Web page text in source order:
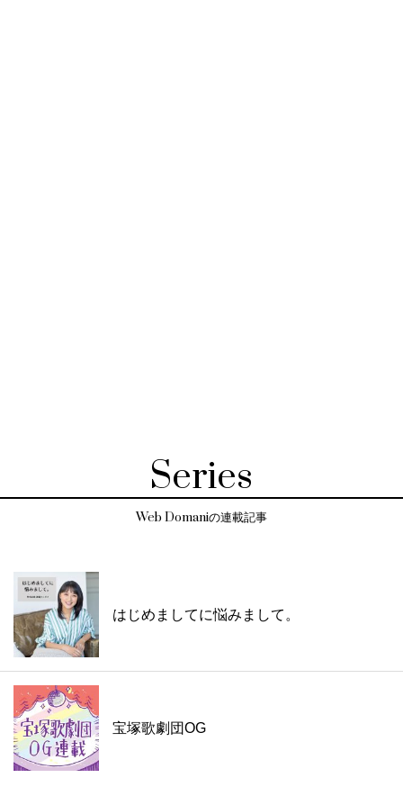
Series
Web Domaniの連載記事
はじめましてに悩みまして。
宝塚歌劇団OG